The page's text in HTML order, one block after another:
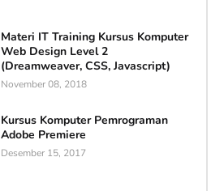
Materi IT Training Kursus Komputer
Web Design Level 2
(Dreamweaver, CSS, Javascript)
November 08, 2018
Kursus Komputer Pemrograman
Adobe Premiere
Desember 15, 2017